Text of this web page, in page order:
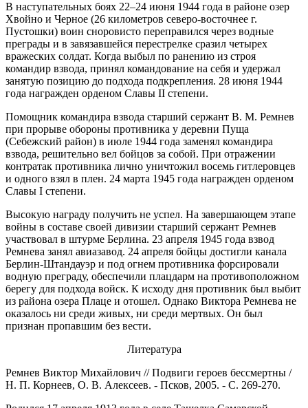
В наступательных боях 22–24 июня 1944 года в районе озер
Хвойно и Черное (26 километров северо-восточнее г.
Пустошки) воин сноровисто переправился через водные
преграды и в завязав­шейся перестрелке сразил четырех
вражеских солдат. Когда выбыл по ранению из строя
командир взвода, принял командование на себя и удержал
занятую позицию до подхода подкрепления. 28 июня 1944
года награжден орденом Славы II степени.
Помощник командира взвода старший сержант В. М. Ремнев
при прорыве обороны противника у деревни Пуща
(Себежский район) в июле 1944 года заменял командира
взвода, решительно вел бойцов за собой. При отражении
контратак противника лично уничтожил восемь гитлеровцев
и одного взял в плен. 24 марта 1945 года награжден орденом
Славы I степени.
Высокую награду получить не успел. На завершающем этапе
войны в составе своей дивизии старший сержант Ремнев
участвовал в штурме Берлина. 23 апреля 1945 года взвод
Ремнева занял авиазавод. 24 апреля бойцы достигли канала
Берлин-Штандауэр и под огнем противника форсировали
водную преграду, обеспечили плацдарм на противоположном
берегу для подхода войск. К исходу дня противник был выбит
из района озера Плаце и отошел. Однако Виктора Ремнева не
оказалось ни среди живых, ни среди мертвых. Он был
признан пропавшим без вести.
Литература
Ремнев Виктор Михайлович // Подвиги героев бессмертны /
Н. П. Корнеев, О. В. Алексеев. - Псков, 2005. - С. 269-270.